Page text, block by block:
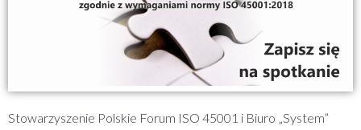
Stowarzyszenie Polskie Forum ISO 45001 i Biuro „System”